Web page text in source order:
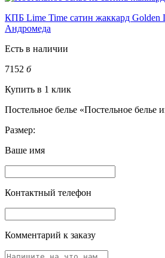
КПБ Lime Time сатин жаккард Golden
Андромеда
Есть в наличии
7152 б
Купить в 1 клик
Постельное белье «Постельное белье
Размер:
Ваше имя
Контактный телефон
Комментарий к заказу